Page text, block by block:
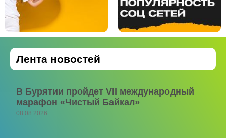
Лента новостей
В Бурятии пройдет VII международный
марафон «Чистый Байкал»
08.08.2026